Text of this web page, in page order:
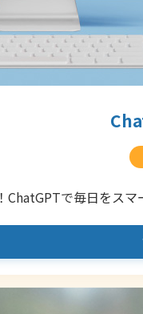
ChatGPTで毎日をスマ